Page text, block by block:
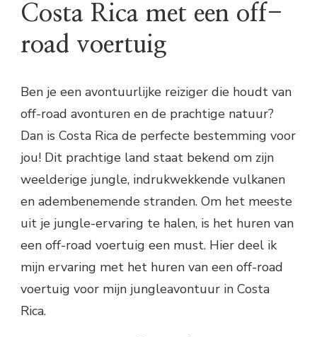
Costa Rica met een off-
road voertuig
Ben je een avontuurlijke reiziger die houdt van
off-road avonturen en de prachtige natuur?
Dan is Costa Rica de perfecte bestemming voor
jou! Dit prachtige land staat bekend om zijn
weelderige jungle, indrukwekkende vulkanen
en adembenemende stranden. Om het meeste
uit je jungle-ervaring te halen, is het huren van
een off-road voertuig een must. Hier deel ik
mijn ervaring met het huren van een off-road
voertuig voor mijn jungleavontuur in Costa
Rica.